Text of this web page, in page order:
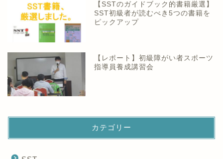
【SSTのガイドブック的書籍厳選】
SST初級者が読むべき5つの書籍を
ピックアップ
【レポート】初級障がい者スポーツ
指導員養成講習会
カテゴリー